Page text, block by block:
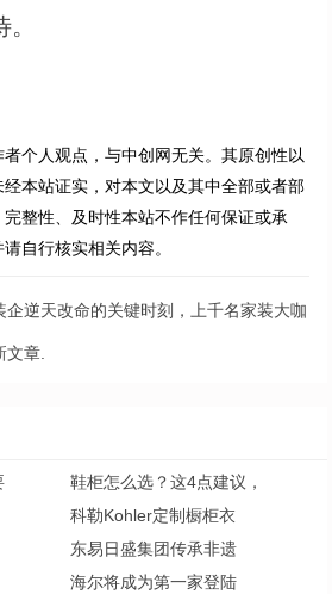
个人观点，与中创网无关。其原创性以
本站证实，对本文以及其中全部或者部
整性、及时性本站不作任何保证或承
自行核实相关内容。
企逆天改命的关键时刻，上千名家装大咖
文章.
鞋柜怎么选？这4点建议，
科勒Kohler定制橱柜衣
东易日盛集团传承非遗
海尔将成为第一家登陆